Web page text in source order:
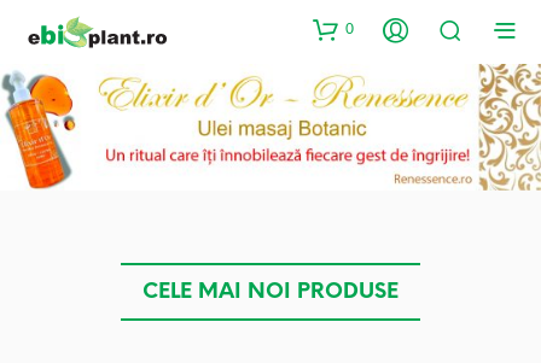
0
CELE MAI NOI PRODUSE